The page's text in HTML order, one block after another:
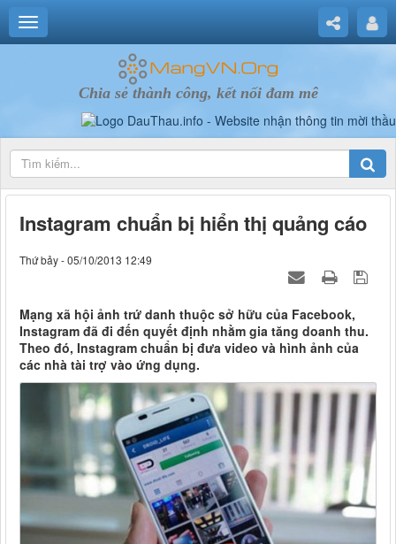
Chia sẻ thành công, kết nối đam mê
Instagram chuẩn bị hiển thị quảng cáo
Thứ bảy - 05/10/2013 12:49
Mạng xã hội ảnh trứ danh thuộc sở hữu của Facebook,
Instagram đã đi đến quyết định nhằm gia tăng doanh thu.
Theo đó, Instagram chuẩn bị đưa video và hình ảnh của
các nhà tài trợ vào ứng dụng.